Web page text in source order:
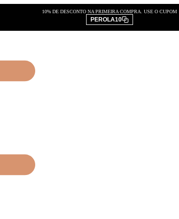
10% DE DESCONTO NA PRIMEIRA COMPRA. USE O CUPOM
PEROLA10